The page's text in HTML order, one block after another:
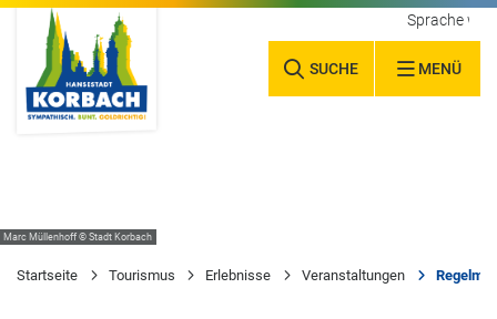
SUCHE MENÜ
Sprache
Marc Müllenhoff © Stadt Korbach
Startseite Tourismus Erlebnisse Veranstaltungen